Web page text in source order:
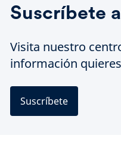
Suscríbete
Visita nuestro
información
Suscríbete